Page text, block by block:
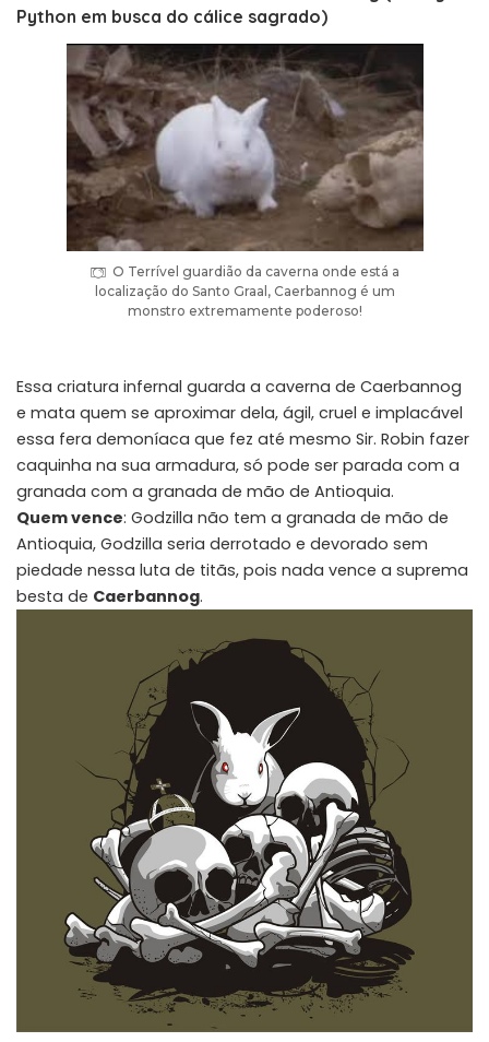
Python em busca do cálice sagrado)
O Terrível guardião da caverna onde está a
localização do Santo Graal, Caerbannog é um
monstro extremamente poderoso!
Essa criatura infernal guarda a caverna de Caerbannog
e mata quem se aproximar dela, ágil, cruel e implacável
essa fera demoníaca que fez até mesmo Sir. Robin fazer
caquinha na sua armadura, só pode ser parada com a
granada com a granada de mão de Antioquia.
Quem vence: Godzilla não tem a granada de mão de
Antioquia, Godzilla seria derrotado e devorado sem
piedade nessa luta de titãs, pois nada vence a suprema
besta de Caerbannog.